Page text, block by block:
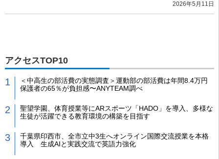
2026年5月11日
アクセスTOP10
＜中高生の部活費の実態調査＞運動部の部活費は年間8.4万円
保護者の65％が負担感〜ANYTEAM調べ
聖望学園、体育授業等にARスポーツ「HADO」を導入、多様な
生徒が活躍できる教育環境の構築を目指す
千葉県印西市、全市立中3生へオンライン国際交流授業を本格
導入 生成AIと実践交流で英語力強化